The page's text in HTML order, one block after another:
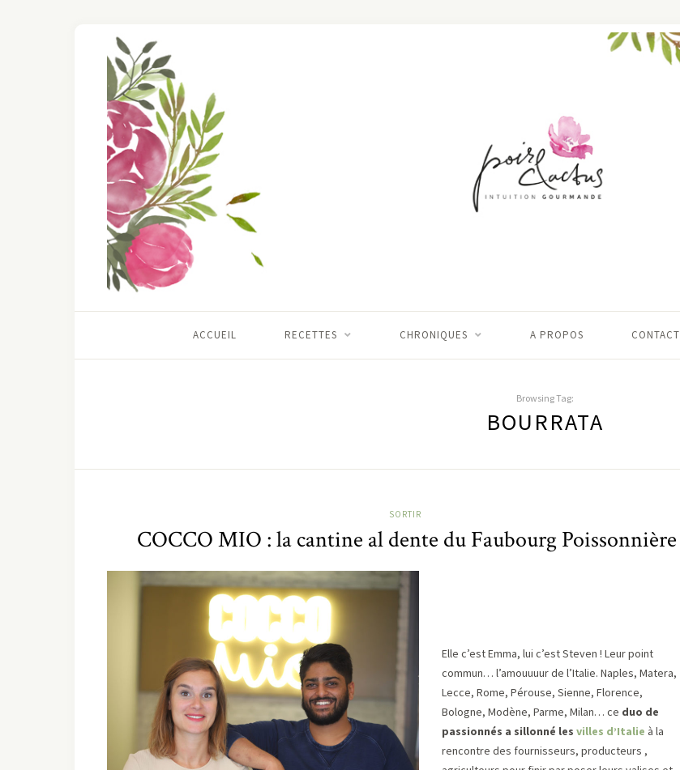
ACCUEIL RECETTES CHRONIQUES A PROPOS CONTACT
Browsing Tag:
BOURRATA
SORTIR
COCCO MIO : la cantine al dente du Faubourg Poissonnière
Elle c’est Emma, lui c’est Steven ! Leur point
commun… l’amouuuur de l’Italie. Naples, Matera,
Lecce, Rome, Pérouse, Sienne, Florence,
Bologne, Modène, Parme, Milan… ce duo de
passionnés a sillonné lesvilles d’Italie à la
rencontre des fournisseurs, producteurs ,